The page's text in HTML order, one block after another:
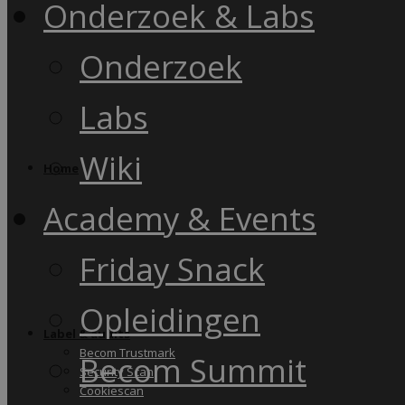
Label & audits
Becom Trustmark
Security Scan
Cookiescan
Onderzoek & Labs
Onderzoek
Labs
Wiki
Academy & Events
Friday Snack
Opleidingen
Becom Summit